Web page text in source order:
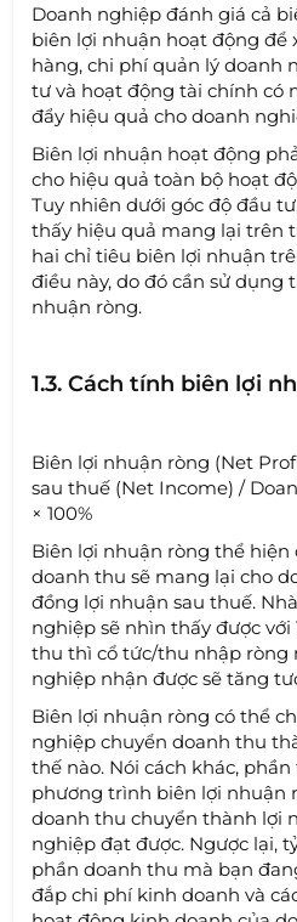
Doanh nghiệp đánh giá cả
biên lợi nhuận hoạt động để
hàng, chi phí quản lý doanh
tư và hoạt động tài chính có
đẩy hiệu quả cho doanh
Biên lợi nhuận hoạt động
cho hiệu quả toàn bộ hoạt
Tuy nhiên dưới góc độ đầu
thấy hiệu quả mang lại trên
hai chỉ tiêu biên lợi nhuận
điều này, do đó cần sử dụng
nhuận ròng.
1.3. Cách tính biên lợi
Biên lợi nhuận ròng (Net
sau thuế (Net Income) /
× 100%
Biên lợi nhuận ròng thể hiện
doanh thu sẽ mang lại cho
đồng lợi nhuận sau thuế.
nghiệp sẽ nhìn thấy được với
thu thì cổ tức/thu nhập ròng
nghiệp nhận được sẽ tăng
Biên lợi nhuận ròng có thể
nghiệp chuyển doanh thu
thế nào. Nói cách khác,
phương trình biên lợi nhuận
doanh thu chuyển thành lợi
nghiệp đạt được. Ngược lại,
phần doanh thu mà bạn
đắp chi phí kinh doanh và